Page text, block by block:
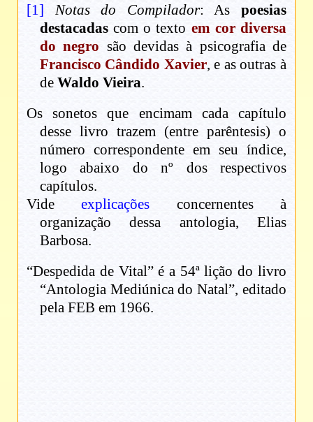
[1] Notas do Compilador: As poesias
destacadas com o texto em cor diversa
do negro são devidas à psicografia de
Francisco Cândido Xavier, e as outras à
deWaldo Vieira.
Os sonetos que encimam cada capítulo
desse livro trazem (entre parêntesis) o
número correspondente em seu índice,
logo abaixo do nº dos respectivos
capítulos.
Videexplicações concernentes à
organização dessa antologia, Elias
Barbosa.
“Despedida de Vital” é a 54ª lição do livro
“Antologia Mediúnica do Natal”, editado
pela FEB em 1966.